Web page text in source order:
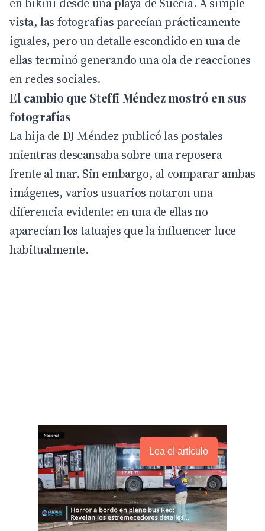
vista, las fotografías parecían prácticamente
iguales, pero un detalle escondido en una de
ellas terminó generando una ola de reacciones
en redes sociales.
El cambio que Steffi Méndez mostró en sus
fotografías
La hija de DJ Méndez publicó las postales
mientras descansaba sobre una reposera
frente al mar. Sin embargo, al comparar ambas
imágenes, varios usuarios notaron una
diferencia evidente: en una de ellas no
aparecían los tatuajes que la influencer luce
habitualmente.
Lea el artículo